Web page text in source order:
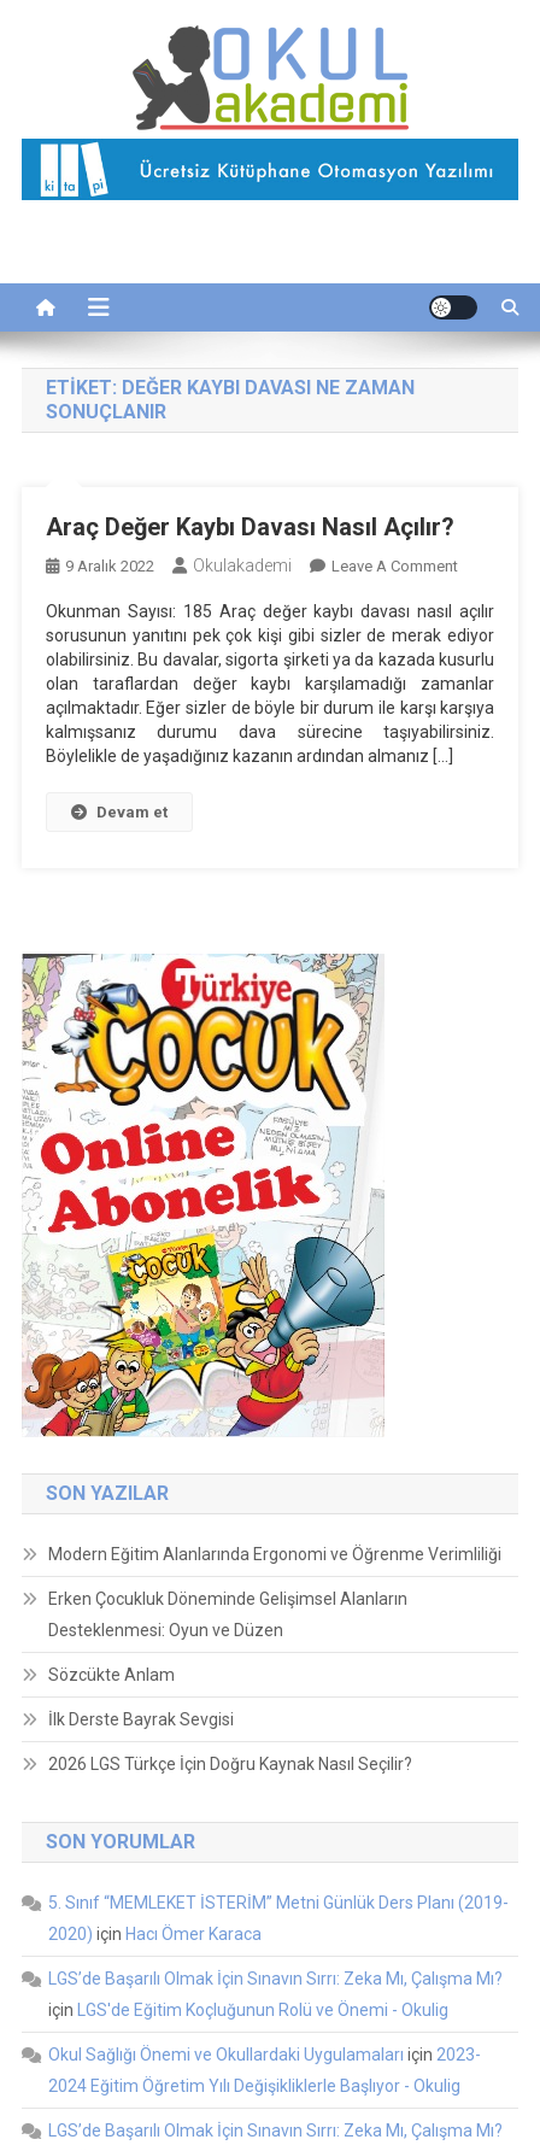
Okul Akademi
İnternetteki Okulunuz…
ETIKET: DEĞER KAYBI DAVASI NE ZAMAN
SONUÇLANIR
Araç Değer Kaybı Davası Nasıl Açılır?
9 Aralık 2022 Okulakademi Leave A CommentOn
Değer
Kaybı
Davası
Nasıl
Açılır?
Okunman Sayısı: 185 Araç değer kaybı davası nasıl açılır
sorusunun yanıtını pek çok kişi gibi sizler de merak ediyor
olabilirsiniz. Bu davalar, sigorta şirketi ya da kazada kusurlu
olan taraflardan değer kaybı karşılamadığı zamanlar
açılmaktadır. Eğer sizler de böyle bir durum ile karşı karşıya
kalmışsanız durumu dava sürecine taşıyabilirsiniz.
Böylelikle de yaşadığınız kazanın ardından almanız […]
Devam et
SON YAZILAR
Modern Eğitim Alanlarında Ergonomi ve Öğrenme Verimliliği
Erken Çocukluk Döneminde Gelişimsel Alanların
Desteklenmesi: Oyun ve Düzen
Sözcükte Anlam
İlk Derste Bayrak Sevgisi
2026 LGS Türkçe İçin Doğru Kaynak Nasıl Seçilir?
SON YORUMLAR
5. Sınıf “MEMLEKET İSTERİM” Metni Günlük Ders Planı (2019-
2020) için Hacı Ömer Karaca
LGS’de Başarılı Olmak İçin Sınavın Sırrı: Zeka Mı, Çalışma Mı?
için
LGS'de Eğitim Koçluğunun Rolü ve Önemi - Okulig
Okul Sağlığı Önemi ve Okullardaki Uygulamaları için 2023-
2024 Eğitim Öğretim Yılı Değişikliklerle Başlıyor - Okulig
LGS’de Başarılı Olmak İçin Sınavın Sırrı: Zeka Mı, Çalışma Mı?